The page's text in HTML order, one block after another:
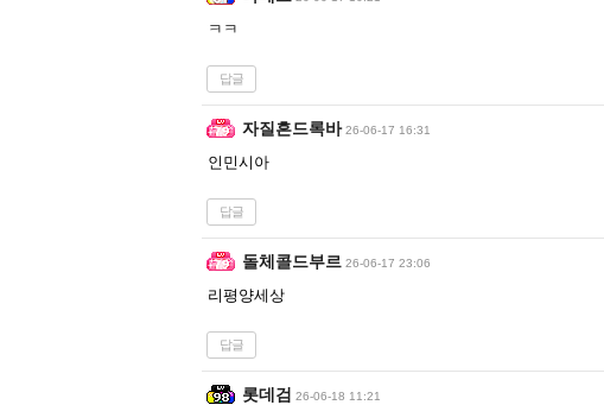
ㅋㅋ
답글
자질흔드록바 26-06-17 16:31
인민시아
답글
돌체콜드부르 26-06-17 23:06
리평양세상
답글
롯데검 26-06-18 11:21